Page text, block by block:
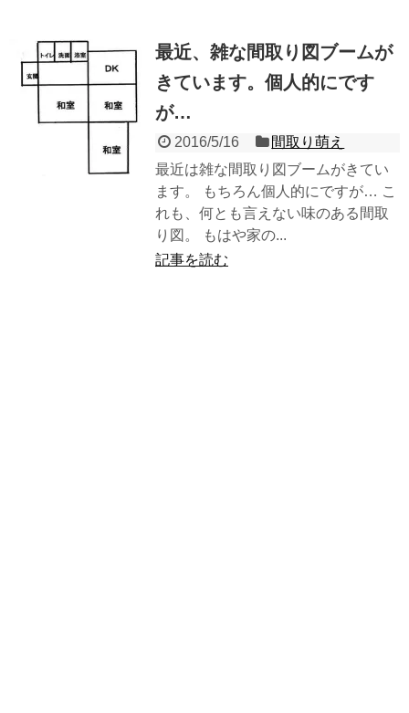
最近、雑な間取り図ブームが
きています。個人的にです
が…
2016/5/16
間取り萌え
最近は雑な間取り図ブームがきてい
ます。 もちろん個人的にですが… こ
れも、何とも言えない味のある間取
り図。 もはや家の...
記事を読む